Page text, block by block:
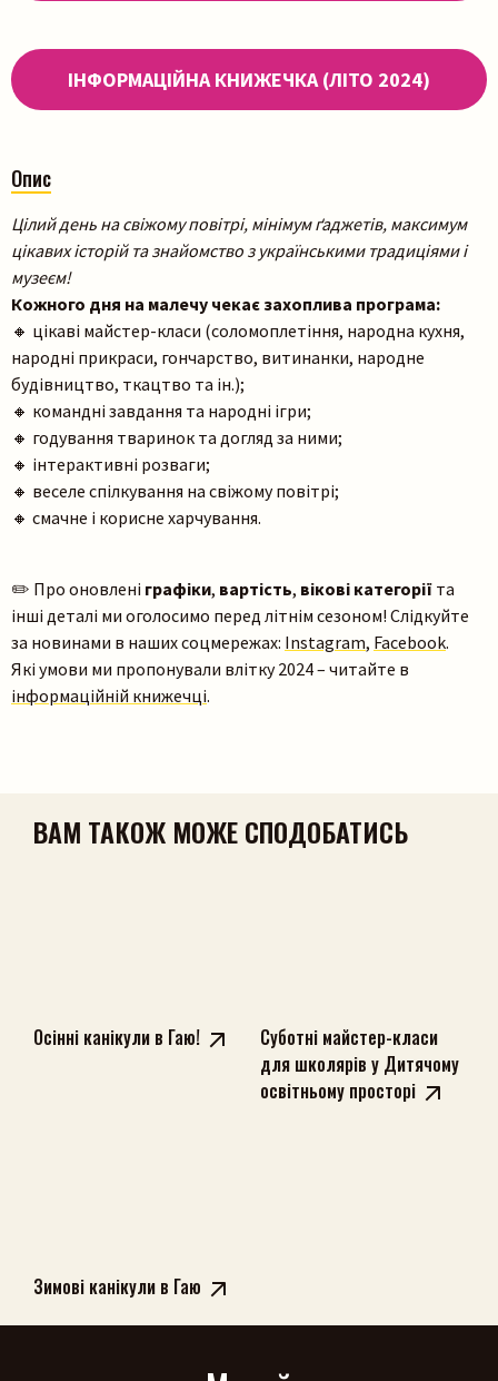
Пошук на сайті
ІНФОРМАЦІЙНА КНИЖЕЧКА (ЛІТО 2024)
Опис
Цілий день на свіжому повітрі, мінімум ґаджетів, максимум
цікавих історій та знайомство з українськими традиціями і
музеєм!
Кожного дня на малечу чекає захоплива програма:
🔸 цікаві майстер-класи (соломоплетіння, народна кухня,
народні прикраси, гончарство, витинанки, народне
будівництво, ткацтво та ін.);
🔸 командні завдання та народні ігри;
🔸 годування тваринок та догляд за ними;
🔸 інтерактивні розваги;
🔸 веселе спілкування на свіжому повітрі;
🔸 смачне і корисне харчування.
✏️ Про оновлені графіки, вартість, вікові категорії та
інші деталі ми оголосимо перед літнім сезоном! Слідкуйте
за новинами в наших соцмережах: Instagram, Facebook.
Які умови ми пропонували влітку 2024 – читайте в
інформаційній книжечці.
ВАМ ТАКОЖ МОЖЕ СПОДОБАТИСЬ
Осінні канікули в Гаю!
Суботні майстер-класи
для школярів у Дитячому
освітньому просторі
Зимові канікули в Гаю